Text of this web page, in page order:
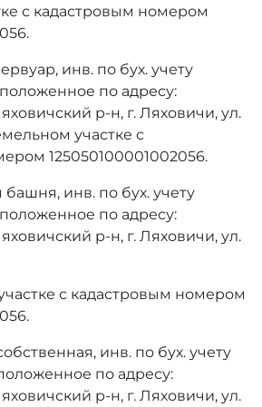
с кадастровым номером
инв. по бух. учету
по адресу:
р-н, г. Ляховичи, ул.
участке с
125050100001002056.
башня, инв. по бух. учету
по адресу:
р-н, г. Ляховичи, ул.
с кадастровым номером
инв. по бух. учету
по адресу:
р-н, г. Ляховичи, ул.